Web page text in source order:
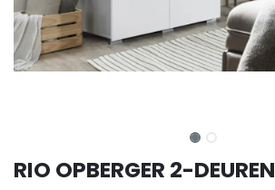
RIO OPBERGER 2-DEUREN